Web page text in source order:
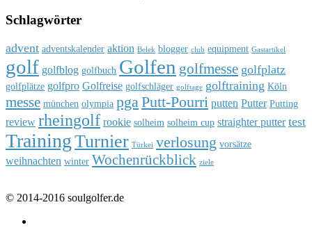
Schlagwörter
advent adventskalender aktion Belek blogger club equipment Gastartikel
golf golfblog golfbuch Golfen golfmesse golfplatz
golfplätze golfpro Golfreise golfschläger golftage golftraining Köln
messe münchen olympia pga Putt-Pourri putten Putter Putting
review rheingolf rookie solheim solheim cup straighter putter test
TrainingTurnier Türkei verlosung vorsätze
weihnachten winter Wochenrückblick ziele
© 2014-2016 soulgolfer.de